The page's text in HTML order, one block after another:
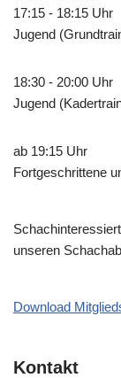
17:15 - 18:15 Uhr
Jugend
18:30 - 20:00 Uhr
Jugend
ab 19:15 Uhr
Fortgeschrittene
unseren
Download
Kontakt